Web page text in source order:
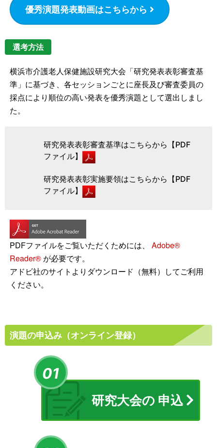
優秀演題発表動画はこちらから
選考方法
横浜市介護老人保健施設研究大会「研究発表表彰審査基
準」に基づき、各セッションごとに座長及び審査委員の
採点により順位の高い発表を優秀演題として選出しまし
た。
研究発表表彰審査基準はこちらから【PDF
ファイル】
研究発表表彰実施要領はこちらから【PDF
ファイル】
PDFファイルをご覧いただくためには、 Adobe®
Reader® が必要です。
アドビ社のサイトよりダウンロード（無料）してご利用
ください。
演題の申込み（オンライン登録）
01
研究大会の 申込